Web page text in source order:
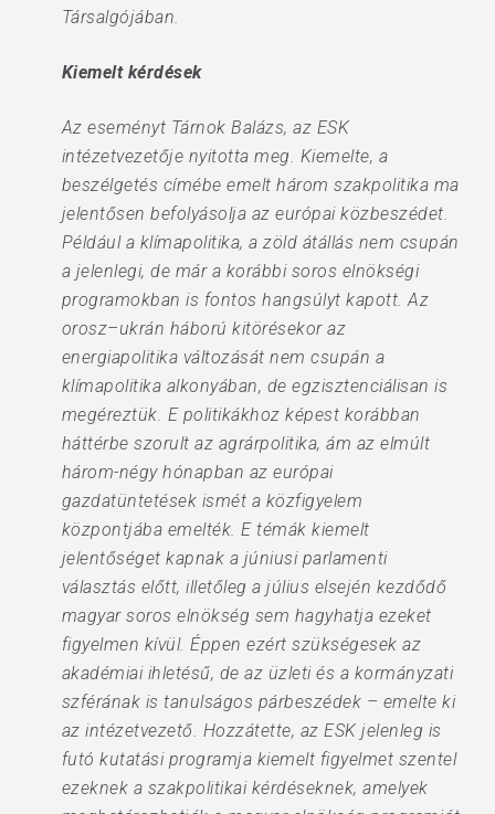
Társalgójában.
Kiemelt kérdések
Az eseményt Tárnok Balázs, az ESK
intézetvezetője nyitotta meg. Kiemelte, a
beszélgetés címébe emelt három szakpolitika ma
jelentősen befolyásolja az európai közbeszédet.
Például a klímapolitika, a zöld átállás nem csupán
a jelenlegi, de már a korábbi soros elnökségi
programokban is fontos hangsúlyt kapott. Az
orosz–ukrán háború kitörésekor az
energiapolitika változását nem csupán a
klímapolitika alkonyában, de egzisztenciálisan is
megéreztük. E politikákhoz képest korábban
háttérbe szorult az agrárpolitika, ám az elmúlt
három-négy hónapban az európai
gazdatüntetések ismét a közfigyelem
központjába emelték. E témák kiemelt
jelentőséget kapnak a júniusi parlamenti
választás előtt, illetőleg a július elsején kezdődő
magyar soros elnökség sem hagyhatja ezeket
figyelmen kívül. Éppen ezért szükségesek az
akadémiai ihletésű, de az üzleti és a kormányzati
szférának is tanulságos párbeszédek – emelte ki
az intézetvezető. Hozzátette, az ESK jelenleg is
futó kutatási programja kiemelt figyelmet szentel
ezeknek a szakpolitikai kérdéseknek, amelyek